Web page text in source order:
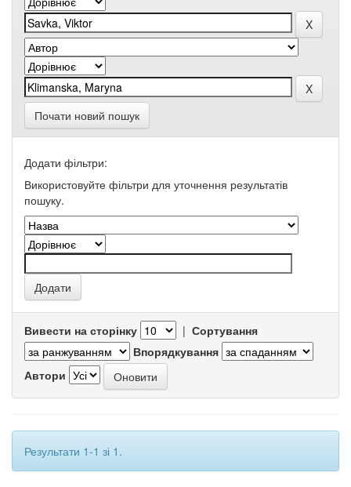
Почати новий пошук
Додати фільтри:
Використовуйте фільтри для уточнення результатів
пошуку.
Вивести на сторінку | Сортування
Впорядкування
Автори
Результати 1-1 зі 1.